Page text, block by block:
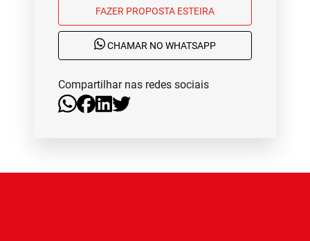
FAZER PROPOSTA ESTEIRA
CHAMAR NO WHATSAPP
Compartilhar nas redes sociais